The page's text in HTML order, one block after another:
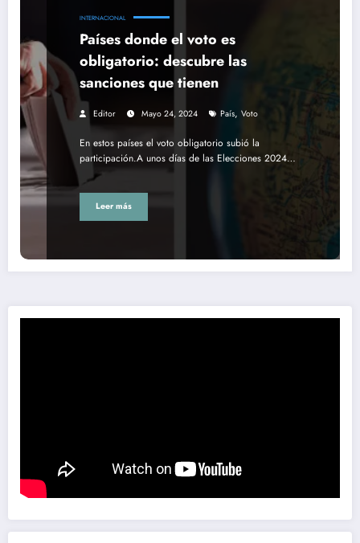
INTERNACIONAL
Países donde el voto es
obligatorio: descubre las
sanciones que tienen
Editor Mayo 24, 2024 País, Voto
En estos países el voto obligatorio subió la
participación.A unos días de las Elecciones 2024…
Leer más